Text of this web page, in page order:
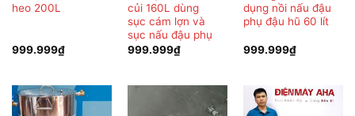
heo 200L
999.999₫
củi 160L dùng
sục cám lợn và
sục nấu đậu phụ
999.999₫
dụng nồi nấu đậu
phụ đậu hũ 60 lít
999.999₫